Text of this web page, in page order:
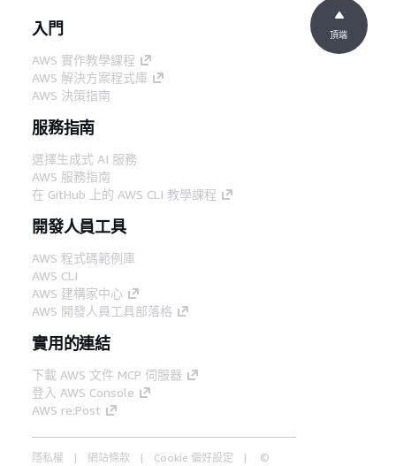
入門
AWS 實作教學課程
AWS 解決方案程式庫
AWS 決策指南
服務指南
選擇生成式 AI 服務
AWS 服務指南
在 GitHub 上的 AWS CLI 教學課程
開發人員工具
AWS 程式碼範例庫
AWS CLI
AWS 建構家中心
AWS 開發人員工具部落格
實用的連結
下載 AWS 文件 MCP 伺服器
登入 AWS Console
AWS re:Post
隱私權 網站條款 Cookie 偏好設定
©
頂端